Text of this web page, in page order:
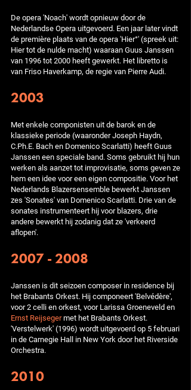
De opera 'Noach' wordt opnieuw door de
Nederlandse Opera uitgevoerd. Een jaar later vindt
de première plaats van de opera 'Hier°' (spreek uit:
Hier tot de nulde macht) waaraan Guus Janssen
van 1996 tot 2000 heeft gewerkt. Het libretto is
van Friso Haverkamp, de regie van Pierre Audi.
2003
Met enkele componisten uit de barok en de
klassieke periode (waaronder Joseph Haydn,
C.Ph.E. Bach en Domenico Scarlatti) heeft Guus
Janssen een speciale band. Soms gebruikt hij hun
werken als aanzet tot improvisatie, soms geven ze
hem een idee voor een eigen compositie. Voor het
Nederlands Blazersensemble bewerkt Janssen
zes 'Sonates' van Domenico Scarlatti. Drie van de
sonates instrumenteert hij voor blazers, drie
andere bewerkt hij zodanig dat ze 'verkeerd
aflopen'.
2007 - 2008
Janssen is dit seizoen composer in residence bij
het Brabants Orkest. Hij componeert 'Belvédère',
voor 2 celli en orkest, voor Larissa Groeneveld en
Ernst Reijsegermet het Brabants Orkest.
'Verstelwerk' (1996) wordt uitgevoerd op 5 februari
in de Carnegie Hall in New York door het Riverside
Orchestra.
2010